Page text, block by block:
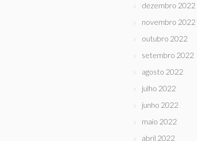
dezembro 2022
novembro 2022
outubro 2022
setembro 2022
agosto 2022
julho 2022
junho 2022
maio 2022
abril 2022